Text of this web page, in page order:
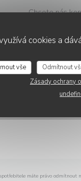
cookies a
vše Odmítnout
Zásady ochrany
Chcete nás
máte právo odmítnout